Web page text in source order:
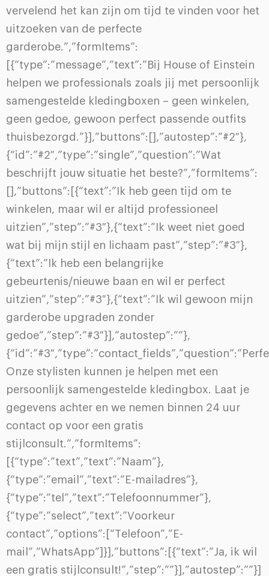
vervelend het kan zijn om tijd te vinden voor het
uitzoeken van de perfecte
garderobe.”,”formItems”:
[{“type”:”message”,”text”:”Bij House of Einstein
helpen we professionals zoals jij met persoonlijk
samengestelde kledingboxen – geen winkelen,
geen gedoe, gewoon perfect passende outfits
thuisbezorgd.”}],”buttons”:[],”autostep”:”#2″},
{“id”:”#2″,”type”:”single”,”question”:”Wat
beschrijft jouw situatie het beste?”,”formItems”:
[],”buttons”:[{“text”:”Ik heb geen tijd om te
winkelen, maar wil er altijd professioneel
uitzien”,”step”:”#3″},{“text”:”Ik weet niet goed
wat bij mijn stijl en lichaam past”,”step”:”#3″},
{“text”:”Ik heb een belangrijke
gebeurtenis/nieuwe baan en wil er perfect
uitzien”,”step”:”#3″},{“text”:”Ik wil gewoon mijn
garderobe upgraden zonder
gedoe”,”step”:”#3″}],”autostep”:””},
Onze stylisten kunnen je helpen met een
persoonlijk samengestelde kledingbox. Laat je
gegevens achter en we nemen binnen 24 uur
contact op voor een gratis
stijlconsult.”,”formItems”:
[{“type”:”text”,”text”:”Naam”},
{“type”:”email”,”text”:”E-mailadres”},
{“type”:”tel”,”text”:”Telefoonnummer”},
{“type”:”select”,”text”:”Voorkeur
contact”,”options”:[“Telefoon”,”E-
mail”,”WhatsApp”]}],”buttons”:[{“text”:”Ja, ik wil
een gratis stijlconsult!”,”step”:””}],”autostep”:””}]